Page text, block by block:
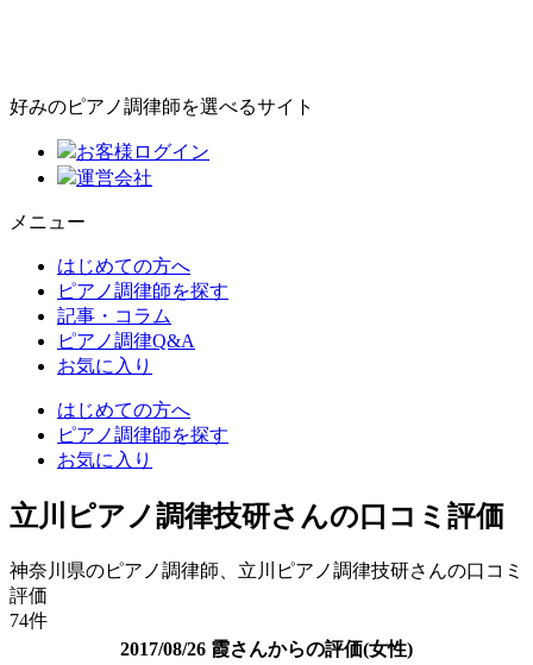
好みのピアノ調律師を選べるサイト
お客様ログイン
運営会社
メニュー
はじめての方へ
ピアノ調律師を探す
記事・コラム
ピアノ調律Q&A
お気に入り
はじめての方へ
ピアノ調律師を探す
お気に入り
立川ピアノ調律技研さんの口コミ評価
神奈川県のピアノ調律師、立川ピアノ調律技研さんの口コミ
評価
74件
2017/08/26 霞さんからの評価(女性)